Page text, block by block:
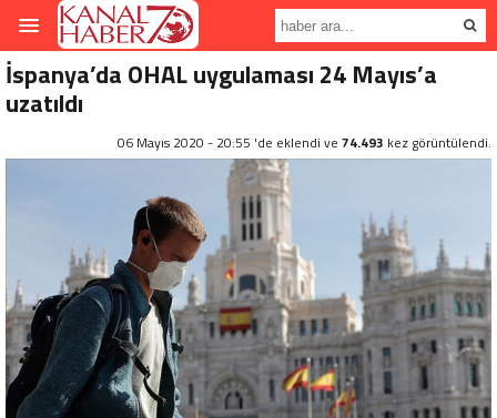
İspanya’da OHAL uygulaması 24 Mayıs’a
uzatıldı
06 Mayıs 2020 - 20:55 'de eklendi ve 74.493 kez görüntülendi.